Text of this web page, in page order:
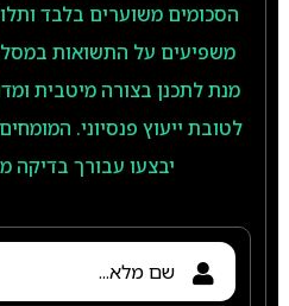
הסכומים משוערים בלבד
משפיעים על התשואות
מנת לתכנן בצורה מיטבית
לטובת ייעוץ פנסיוני.
יבצעו עבורך בדיקה